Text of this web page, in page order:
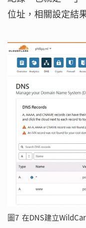
位址，相關設定結
圖7 在DNS建立